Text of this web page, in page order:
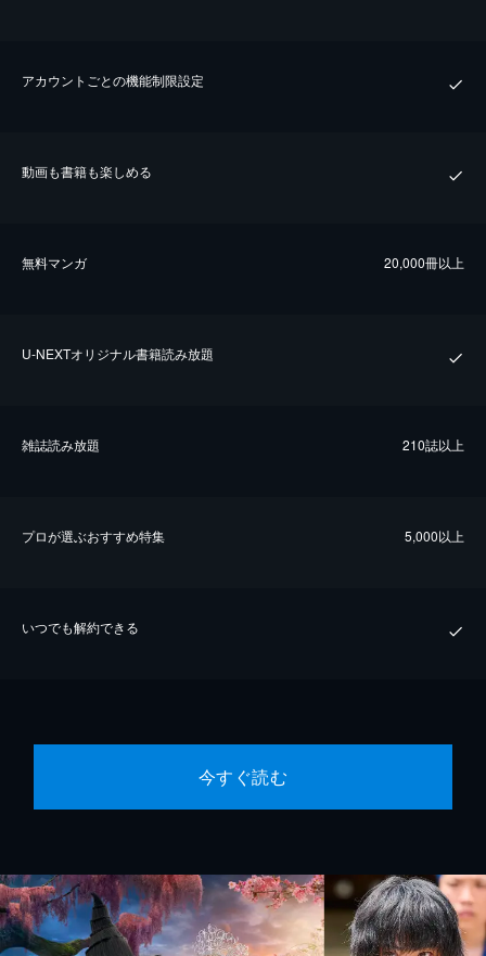
アカウントごとの機能制限設定
動画も書籍も楽しめる
無料マンガ 20,000冊以上
U-NEXTオリジナル書籍読み放題
雑誌読み放題 210誌以上
プロが選ぶおすすめ特集 5,000以上
いつでも解約できる
今すぐ読む